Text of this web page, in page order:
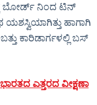
ಬೋರ್ಡ್ ನಿಂದ ಟಿನ್
ಹಾಗಾಗಿ
ಕಾರಿಡಾರ್ಗಳಲ್ಲಿ ಬಸ್
ಎತ್ತರದ ವೀಕ್ಷಣಾ